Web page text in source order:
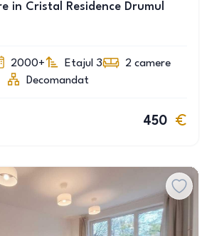
in Cristal Residence Drumul
2000+ Etajul 3 2 camere
Decomandat
450